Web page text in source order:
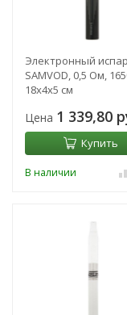
Электронный
SAMVOD, 0,5 Ом,
18х4х5 см
Цена 1 339,80
Купить
В наличии